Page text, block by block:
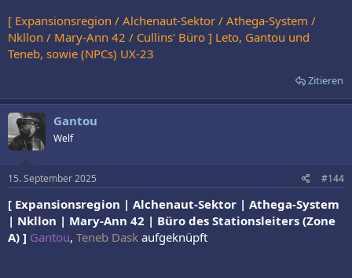
[ Expansionsregion / Alchenaut-Sektor / Athega-System /
Nkllon / Mary-Ann 42 / Cullins' Büro ] Leto, Gantou und
Teneb, sowie (NPCs) UX-23
Zitieren
Gantou
Welf
15. September 2025 #144
[ Expansionsregion | Alchenaut-Sektor | Athega-System
| Nkllon | Mary-Ann 42 | Büro des Stationsleiters (Zone
A) ] Gantou, Teneb Dask aufgeknüpft